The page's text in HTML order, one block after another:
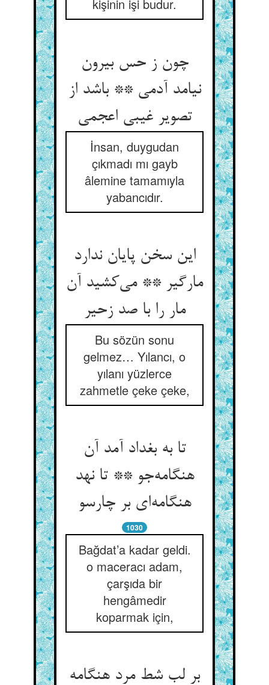
kişinin işi budur.
چون ز حس بیرون
نیامد آدمی ** باشد از
تصویر غیبی اعجمی
İnsan, duygudan
çıkmadı mı gayb
âlemine tamamıyla
yabancıdır.
این سخن پایان ندارد
مارگیر ** می‌کشید آن
مار را با صد زحیر
Bu sözün sonu
gelmez… Yılancı, o
yılanı yüzlerce
zahmetle çeke çeke,
تا به بغداد آمد آن
هنگامه‌جو ** تا نهد
هنگامه‌ای بر چارسو
1030
Bağdat’a kadar geldi.
o maceracı adam,
çarşıda bir
hengâmedir
koparmak için,
بر لب شط مرد هنگامه